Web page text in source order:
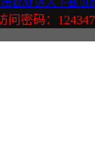
问密码：124347